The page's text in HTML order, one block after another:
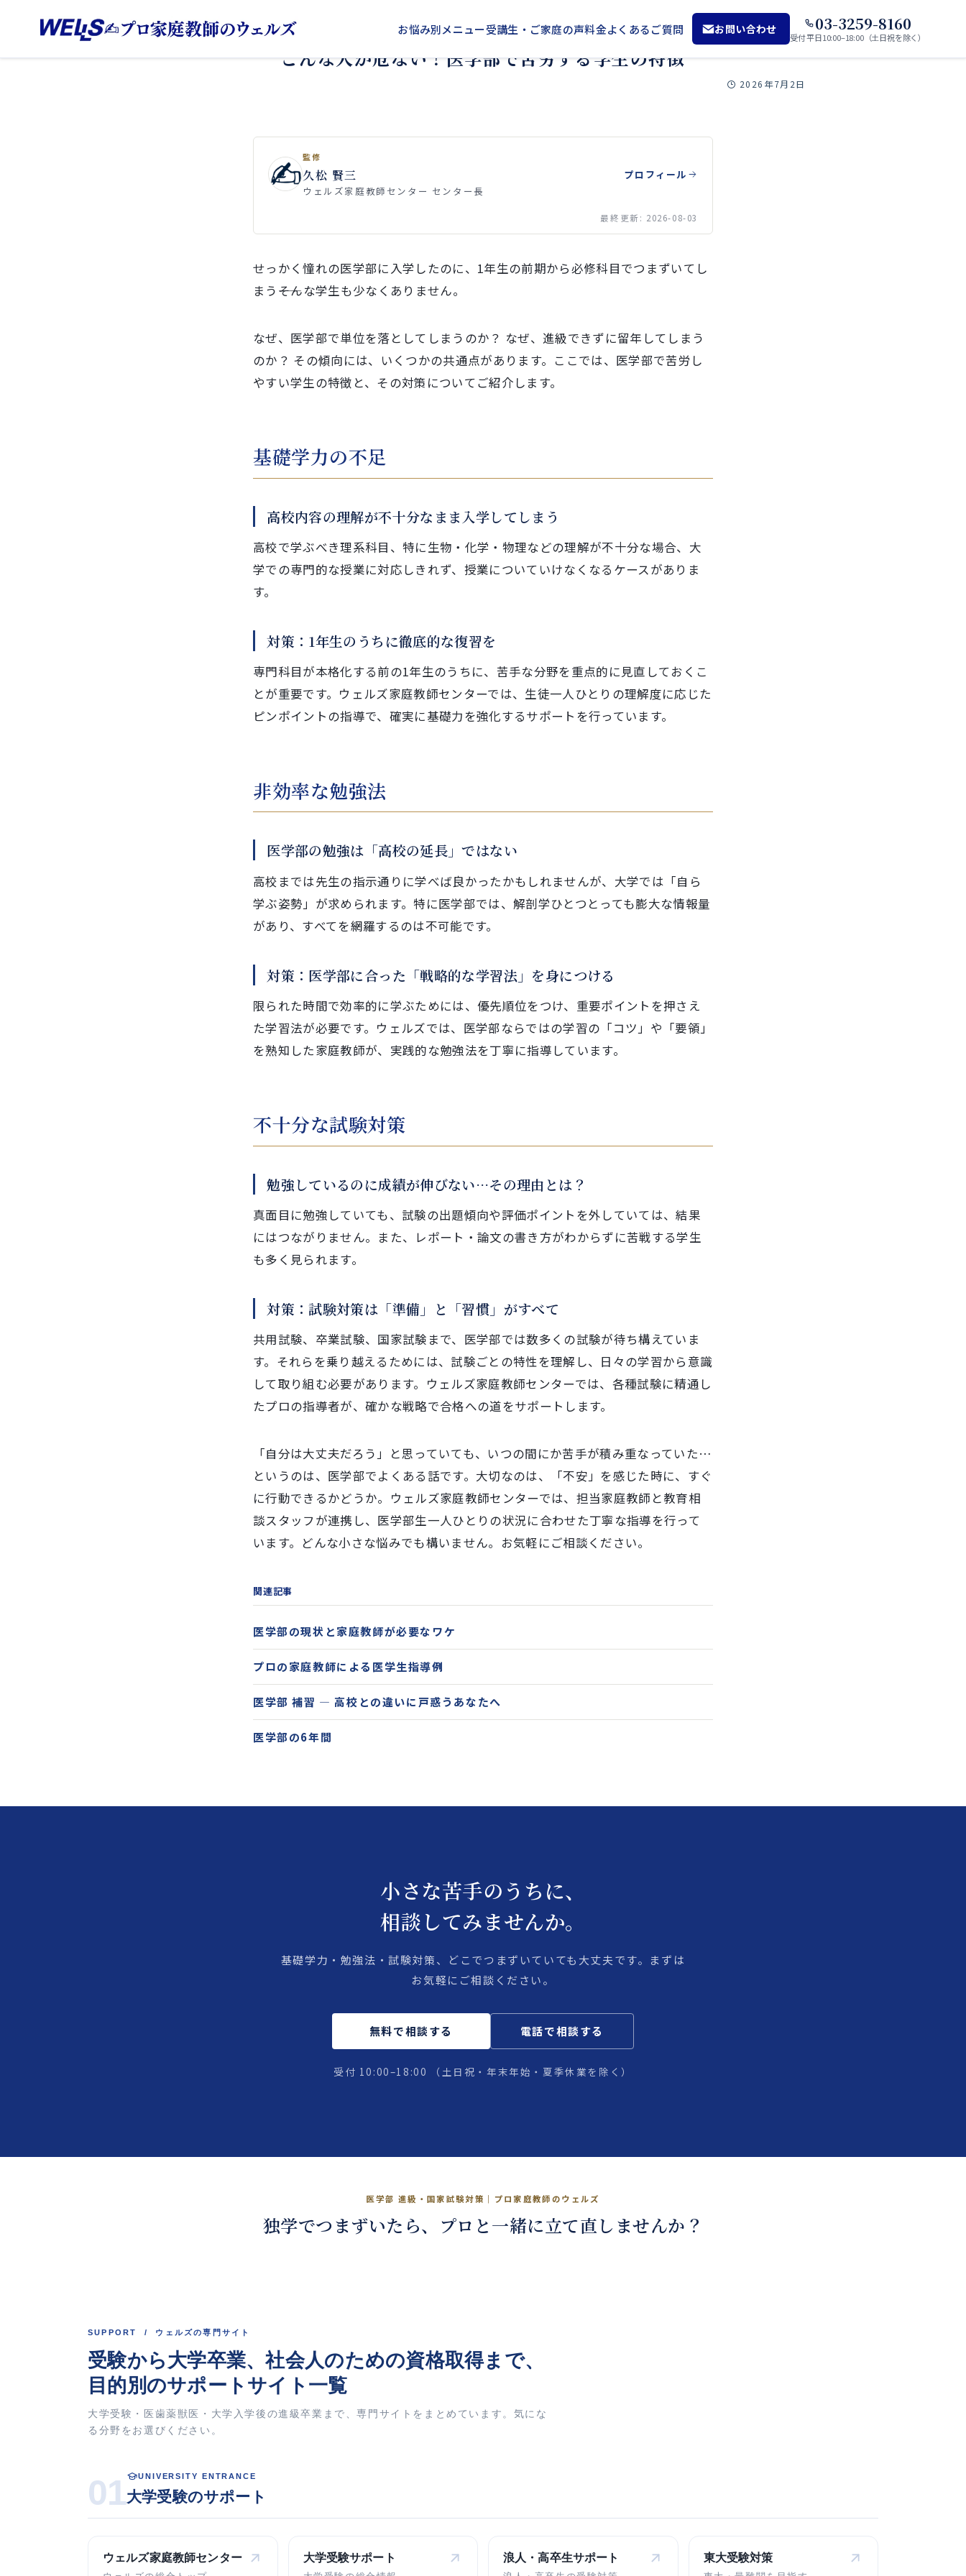
お悩み別メニュー受講生・ご家庭の声料金よくあるご質問 お問い合わせ 03-3259-8160
受付 平日10:00–18:00（土日祝を除く）
こんな人が危ない！医学部で苦労する学生の特徴
2026年7月2日
監修
久松 賢三
ウェルズ家庭教師センター センター長
プロフィール
最終更新: 2026-08-03
せっかく憧れの医学部に入学したのに、1年生の前期から必修科目でつまずいてし
まう――そんな学生も少なくありません。
なぜ、医学部で単位を落としてしまうのか？ なぜ、進級できずに留年してしまう
のか？ その傾向には、いくつかの共通点があります。ここでは、医学部で苦労し
やすい学生の特徴と、その対策についてご紹介します。
基礎学力の不足
高校内容の理解が不十分なまま入学してしまう
高校で学ぶべき理系科目、特に生物・化学・物理などの理解が不十分な場合、大
学での専門的な授業に対応しきれず、授業についていけなくなるケースがありま
す。
対策：1年生のうちに徹底的な復習を
専門科目が本格化する前の1年生のうちに、苦手な分野を重点的に見直しておくこ
とが重要です。ウェルズ家庭教師センターでは、生徒一人ひとりの理解度に応じた
ピンポイントの指導で、確実に基礎力を強化するサポートを行っています。
非効率な勉強法
医学部の勉強は「高校の延長」ではない
高校までは先生の指示通りに学べば良かったかもしれませんが、大学では「自ら
学ぶ姿勢」が求められます。特に医学部では、解剖学ひとつとっても膨大な情報量
があり、すべてを網羅するのは不可能です。
対策：医学部に合った「戦略的な学習法」を身につける
限られた時間で効率的に学ぶためには、優先順位をつけ、重要ポイントを押さえ
た学習法が必要です。ウェルズでは、医学部ならではの学習の「コツ」や「要領」
を熟知した家庭教師が、実践的な勉強法を丁寧に指導しています。
不十分な試験対策
勉強しているのに成績が伸びない…その理由とは？
真面目に勉強していても、試験の出題傾向や評価ポイントを外していては、結果
にはつながりません。また、レポート・論文の書き方がわからずに苦戦する学生
も多く見られます。
対策：試験対策は「準備」と「習慣」がすべて
共用試験、卒業試験、国家試験まで、医学部では数多くの試験が待ち構えていま
す。それらを乗り越えるためには、試験ごとの特性を理解し、日々の学習から意識
して取り組む必要があります。ウェルズ家庭教師センターでは、各種試験に精通し
たプロの指導者が、確かな戦略で合格への道をサポートします。
「自分は大丈夫だろう」と思っていても、いつの間にか苦手が積み重なっていた…
というのは、医学部でよくある話です。大切なのは、「不安」を感じた時に、すぐ
に行動できるかどうか。ウェルズ家庭教師センターでは、担当家庭教師と教育相
談スタッフが連携し、医学部生一人ひとりの状況に合わせた丁寧な指導を行って
います。どんな小さな悩みでも構いません。お気軽にご相談ください。
関連記事
医学部の現状と家庭教師が必要なワケ
プロの家庭教師による医学生指導例
医学部 補習 ― 高校との違いに戸惑うあなたへ
医学部の6年間
小さな苦手のうちに、
相談してみませんか。
基礎学力・勉強法・試験対策、どこでつまずいていても大丈夫です。まずは
お気軽にご相談ください。
無料で相談する 電話で相談する
受付 10:00–18:00 （土日祝・年末年始・夏季休業を除く）
医学部 進級・国家試験対策｜プロ家庭教師のウェルズ
独学でつまずいたら、プロと一緒に立て直しませんか？
進級も、国試も、プロと。
くわしく見る →
SUPPORT / ウェルズの専門サイト
受験から大学卒業、社会人のための資格取得まで、
目的別のサポートサイト一覧
大学受験・医歯薬獣医・大学入学後の進級卒業まで、専門サイトをまとめています。気にな
る分野をお選びください。
01 UNIVERSITY ENTRANCE
大学受験のサポート
ウェルズ家庭教師センター 大学受験サポート 浪人・高卒生サポート 東大受験対策